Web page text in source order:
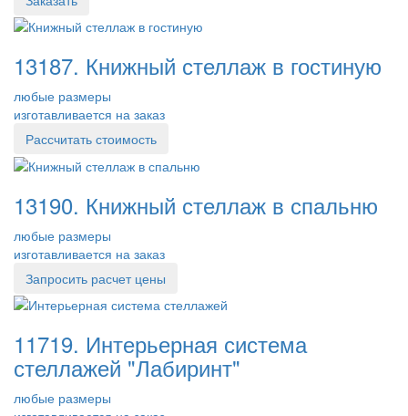
13187. Книжный стеллаж в гостиную
любые размеры
изготавливается на заказ
Рассчитать стоимость
13190. Книжный стеллаж в спальню
любые размеры
изготавливается на заказ
Запросить расчет цены
11719. Интерьерная система
стеллажей "Лабиринт"
любые размеры